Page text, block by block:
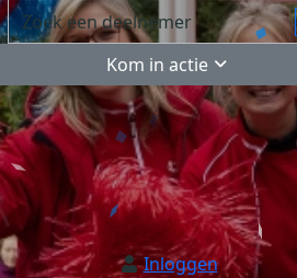
Kom in actie
Inloggen